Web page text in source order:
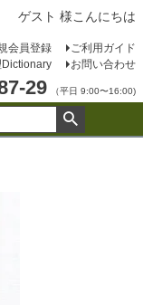
ゲスト 様こんにちは
会員登録
ご利用ガイド
お問い合わせ
29 （平日 9:00〜16:00)